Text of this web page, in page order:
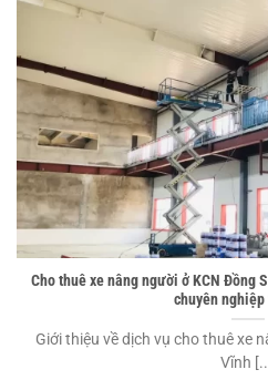
Cho thuê xe nâng người ở KCN Đồng
chuyên
Giới thiệu về dịch vụ cho thuê xe
Vĩnh